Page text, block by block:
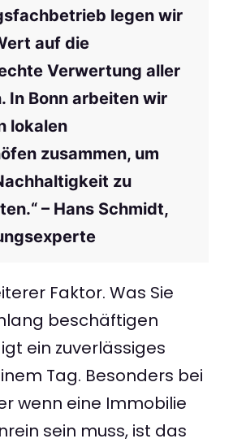
legen wir
auf die
Verwertung aller
In Bonn arbeiten wir
lokalen
zusammen, um
zu
– Hans Schmidt,
Faktor. Was Sie
beschäftigen
ein zuverlässiges
Tag. Besonders bei
wenn eine Immobilie
sein muss, ist das